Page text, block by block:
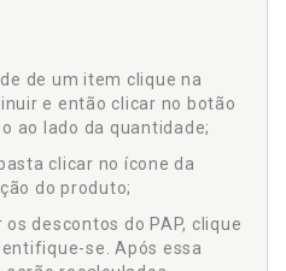
de um item clique na
e então clicar no botão
ao lado da quantidade;
clicar no ícone da
do produto;
descontos do PAP, clique
se. Após essa